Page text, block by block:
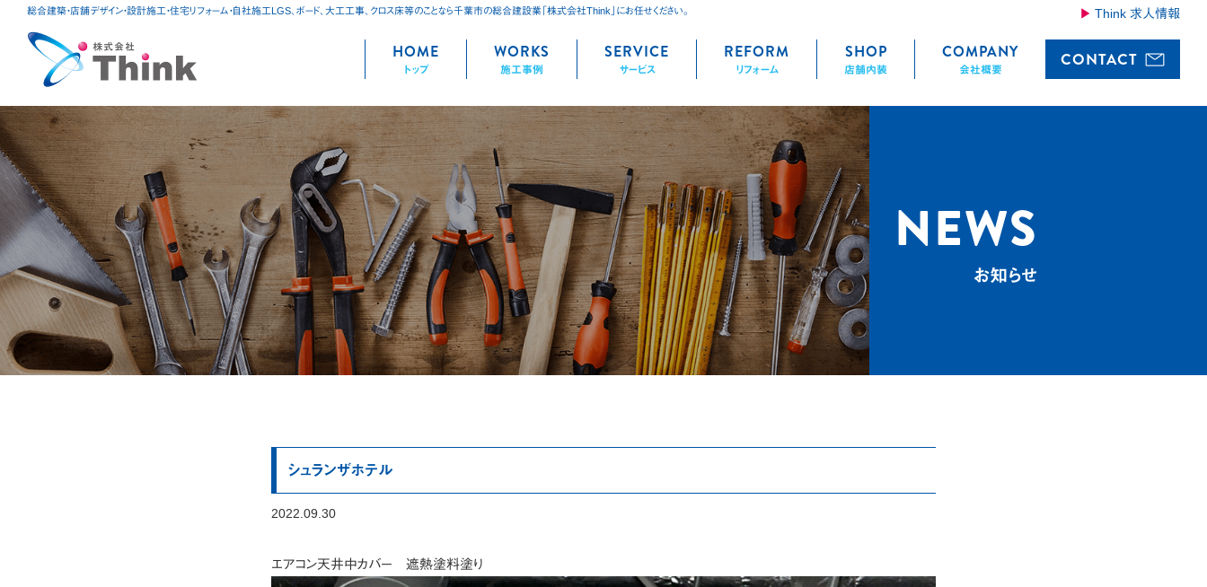
総合建築・店舗デザイン・設計施工・住宅リフォーム・自社施工LGS、ボード、大工工事、クロス床等のことなら千葉市の総合建設業「株式会社Think」にお任せください。 Think 求人情報
HOME
トップ
WORKS
施工事例
SERVICE
サービス
REFORM
リフォーム
SHOP
店舗内装
COMPANY
会社概要 CONTACT
NEWS
お知らせ
シュランザホテル
2022.09.30
エアコン天井中カバー 遮熱塗料塗り